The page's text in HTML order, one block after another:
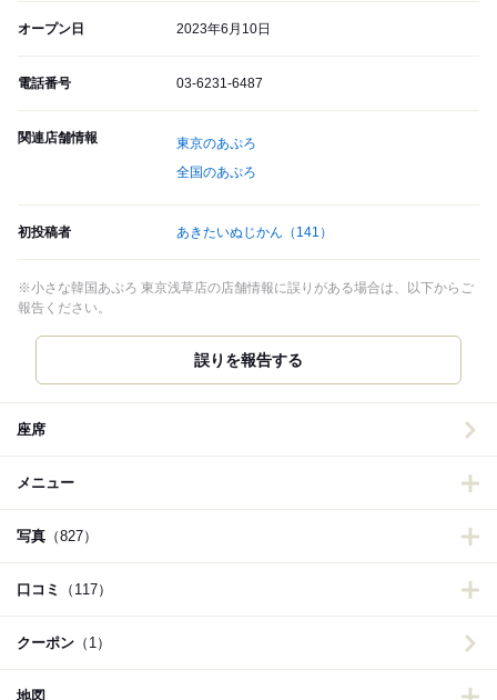
オープン日 2023年6月10日
電話番号 03-6231-6487
関連店舗情報
東京のあぷろ
全国のあぷろ
初投稿者 あきたいぬじかん （141）
※小さな韓国あぷろ 東京浅草店の店舗情報に誤りがある場合は、以下からご
報告ください。
誤りを報告する
座席
メニュー
写真 （827）
口コミ （117）
クーポン （1）
地図